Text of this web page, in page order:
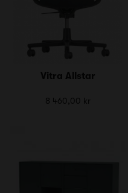
Vitra Allstar
8 460,00 kr